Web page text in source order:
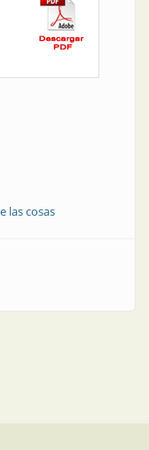
las cosas
de las cosas cada